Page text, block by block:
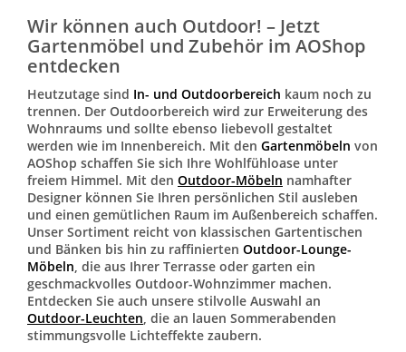
Wir können auch Outdoor! – Jetzt
Gartenmöbel und Zubehör im AOShop
entdecken
Heutzutage sind In- und Outdoorbereich kaum noch zu
trennen. Der Outdoorbereich wird zur Erweiterung des
Wohnraums und sollte ebenso liebevoll gestaltet
werden wie im Innenbereich. Mit den Gartenmöbeln von
AOShop schaffen Sie sich Ihre Wohlfühloase unter
freiem Himmel. Mit den Outdoor-Möbeln namhafter
Designer können Sie Ihren persönlichen Stil ausleben
und einen gemütlichen Raum im Außenbereich schaffen.
Unser Sortiment reicht von klassischen Gartentischen
und Bänken bis hin zu raffinierten Outdoor-Lounge-
Möbeln, die aus Ihrer Terrasse oder garten ein
geschmackvolles Outdoor-Wohnzimmer machen.
Entdecken Sie auch unsere stilvolle Auswahl an
Outdoor-Leuchten, die an lauen Sommerabenden
stimmungsvolle Lichteffekte zaubern.